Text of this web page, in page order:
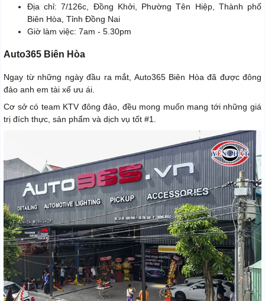
Địa chỉ: 7/126c, Đồng Khởi, Phường Tên Hiệp, Thành phố
Biên Hòa, Tỉnh Đồng Nai
Giờ làm việc: 7am - 5.30pm
Auto365 Biên Hòa
Ngay từ những ngày đầu ra mắt, Auto365 Biên Hòa đã được đông
đảo anh em tài xế ưu ái.
Cơ sở có team KTV đông đảo, đều mong muốn mang tới những giá
trị đích thực, sản phẩm và dịch vụ tốt #1.